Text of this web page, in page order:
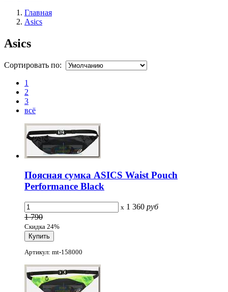
Главная
Asics
Asics
Сортировать по:
1
2
3
всё
Поясная сумка ASICS Waist Pouch
Performance Black
x 1 360 руб
1 790
Скидка 24%
Артикул: mt-158000